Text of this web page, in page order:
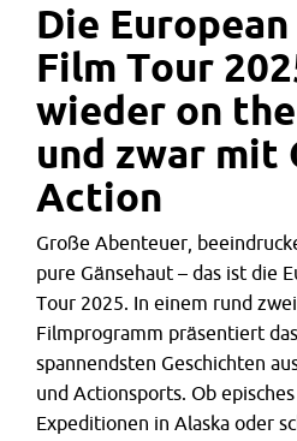
Die
Film Tour
wieder on
und zwar mit
Action
Große Abenteuer,
pure Gänsehaut – das ist die
Tour 2025. In einem rund
Filmprogramm präsentiert
spannendsten Geschichten
und Actionsports. Ob
Expeditionen in Alaska oder